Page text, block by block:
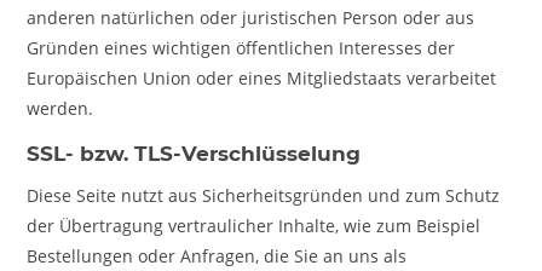
anderen natürlichen oder juristischen Person oder aus
Gründen eines wichtigen öffentlichen Interesses der
Europäischen Union oder eines Mitgliedstaats verarbeitet
werden.
SSL- bzw. TLS-Verschlüsselung
Diese Seite nutzt aus Sicherheitsgründen und zum Schutz
der Übertragung vertraulicher Inhalte, wie zum Beispiel
Bestellungen oder Anfragen, die Sie an uns als